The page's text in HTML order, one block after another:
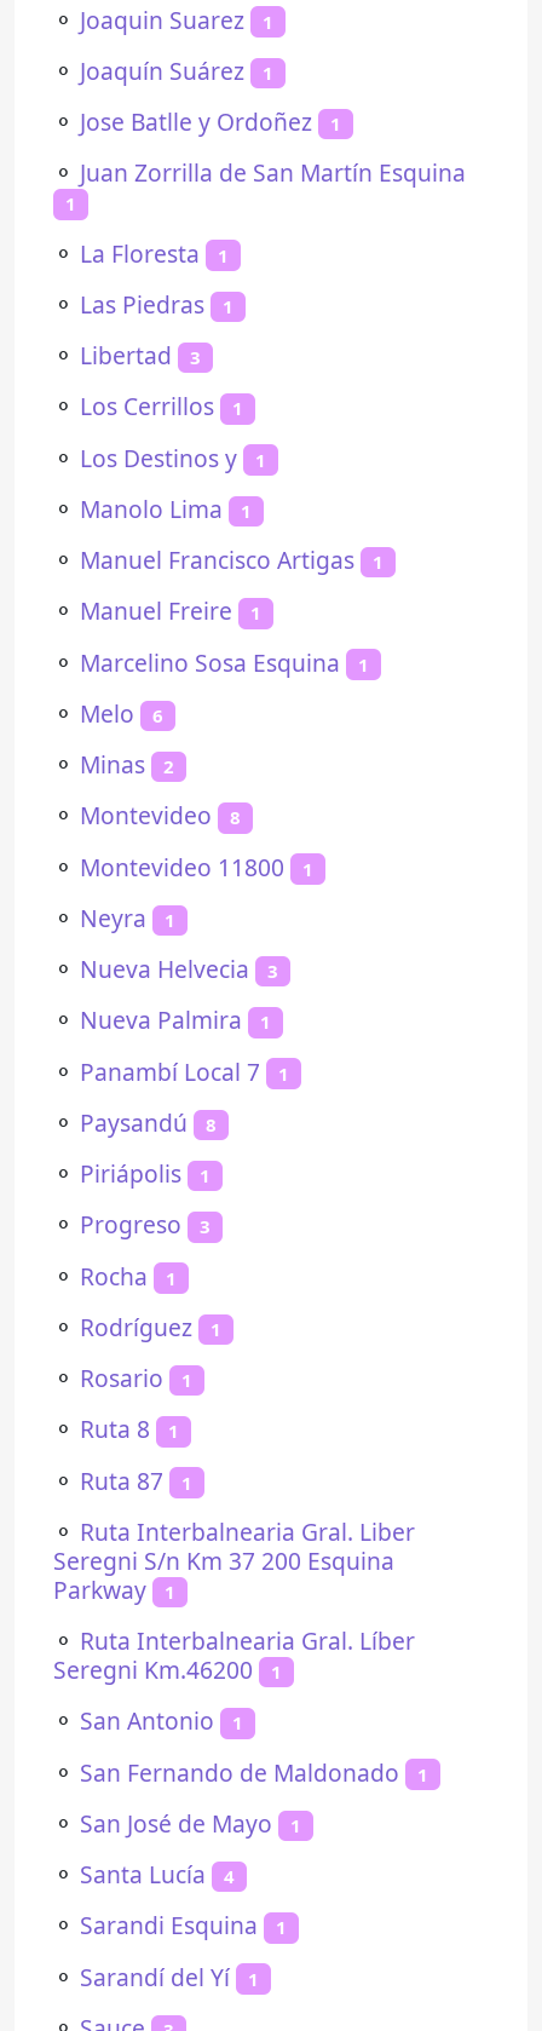
⚬ Joaquin Suarez 1
⚬ Joaquín Suárez 1
⚬ Jose Batlle y Ordoñez 1
⚬ Juan Zorrilla de San Martín Esquina
1
⚬ La Floresta 1
⚬ Las Piedras 1
⚬ Libertad 3
⚬ Los Cerrillos 1
⚬ Los Destinos y 1
⚬ Manolo Lima 1
⚬ Manuel Francisco Artigas 1
⚬ Manuel Freire 1
⚬ Marcelino Sosa Esquina 1
⚬ Melo 6
⚬ Minas 2
⚬ Montevideo 8
⚬ Montevideo 11800 1
⚬ Neyra 1
⚬ Nueva Helvecia 3
⚬ Nueva Palmira 1
⚬ Panambí Local 7 1
⚬ Paysandú 8
⚬ Piriápolis 1
⚬ Progreso 3
⚬ Rocha 1
⚬ Rodríguez 1
⚬ Rosario 1
⚬ Ruta 8 1
⚬ Ruta 87 1
⚬ Ruta Interbalnearia Gral. Liber
Seregni S/n Km 37 200 Esquina
Parkway
1
⚬ Ruta Interbalnearia Gral. Líber
Seregni Km.46200
1
⚬ San Antonio 1
⚬ San Fernando de Maldonado 1
⚬ San José de Mayo 1
⚬ Santa Lucía 4
⚬ Sarandi Esquina 1
⚬ Sarandí del Yí 1